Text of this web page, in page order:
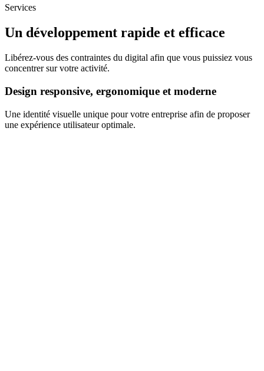
Services
Un développement rapide et efficace
Libérez-vous des contraintes du digital afin que vous puissiez vous
concentrer sur votre activité.
Design responsive, ergonomique et moderne
Une identité visuelle unique pour votre entreprise afin de proposer
une expérience utilisateur optimale.